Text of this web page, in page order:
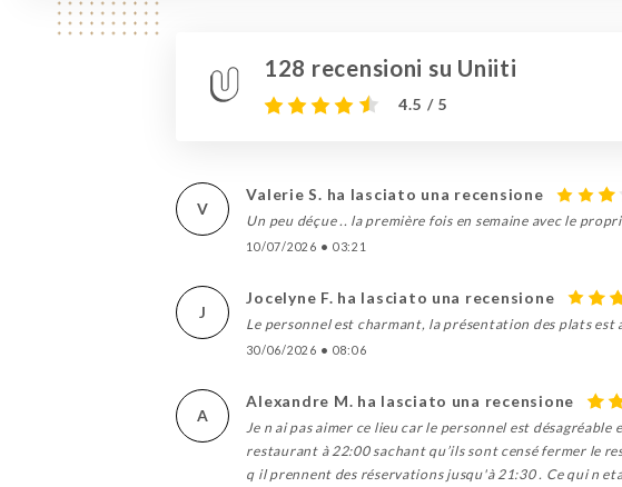
128 recensioni su Uniiti
4.5 / 5
V
Valerie S. ha lasciato una recensione
Un peu déçue .. la première fois en semaine avec le
10/07/2026 • 03:21
J
Jocelyne F. ha lasciato una recensione
Le personnel est charmant, la présentation des plats
30/06/2026 • 08:06
A
Alexandre M. ha lasciato una recensione
Je n ai pas aimer ce lieu car le personnel est
restaurant à 22:00 sachant qu’ils sont censé fermer le
q il prennent des réservations jusqu'à 21:30 . Ce qui n